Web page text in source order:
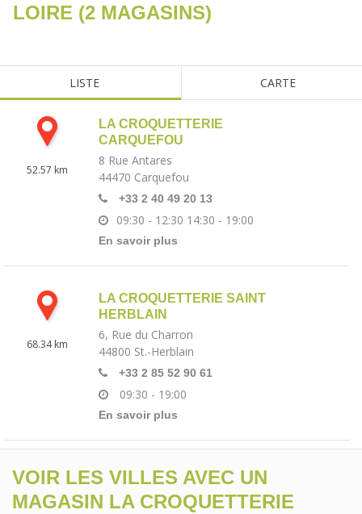
LOIRE (2 MAGASINS)
LISTE CARTE
52.57 km
LA CROQUETTERIE
CARQUEFOU
8 Rue Antares
44470 Carquefou
+33 2 40 49 20 13
09:30 - 12:30 14:30 - 19:00
En savoir plus
68.34 km
LA CROQUETTERIE SAINT
HERBLAIN
6, Rue du Charron
44800 St.-Herblain
+33 2 85 52 90 61
09:30 - 19:00
En savoir plus
VOIR LES VILLES AVEC UN
MAGASIN LA CROQUETTERIE